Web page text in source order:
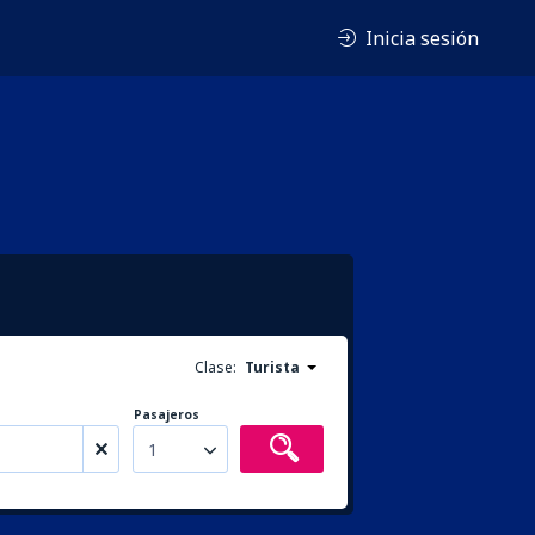
Inicia sesión
Clase: Turista
Pasajeros
1